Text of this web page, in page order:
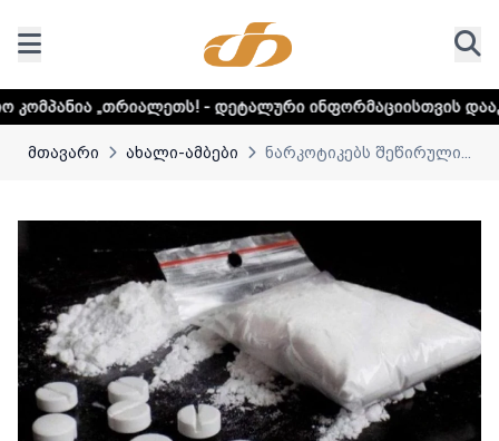
- დეტალური ინფორმაციისთვის დააკლიკეთ ლინკს
მთავარი ახალი-ამბები ნარკოტიკებს შეწირული...